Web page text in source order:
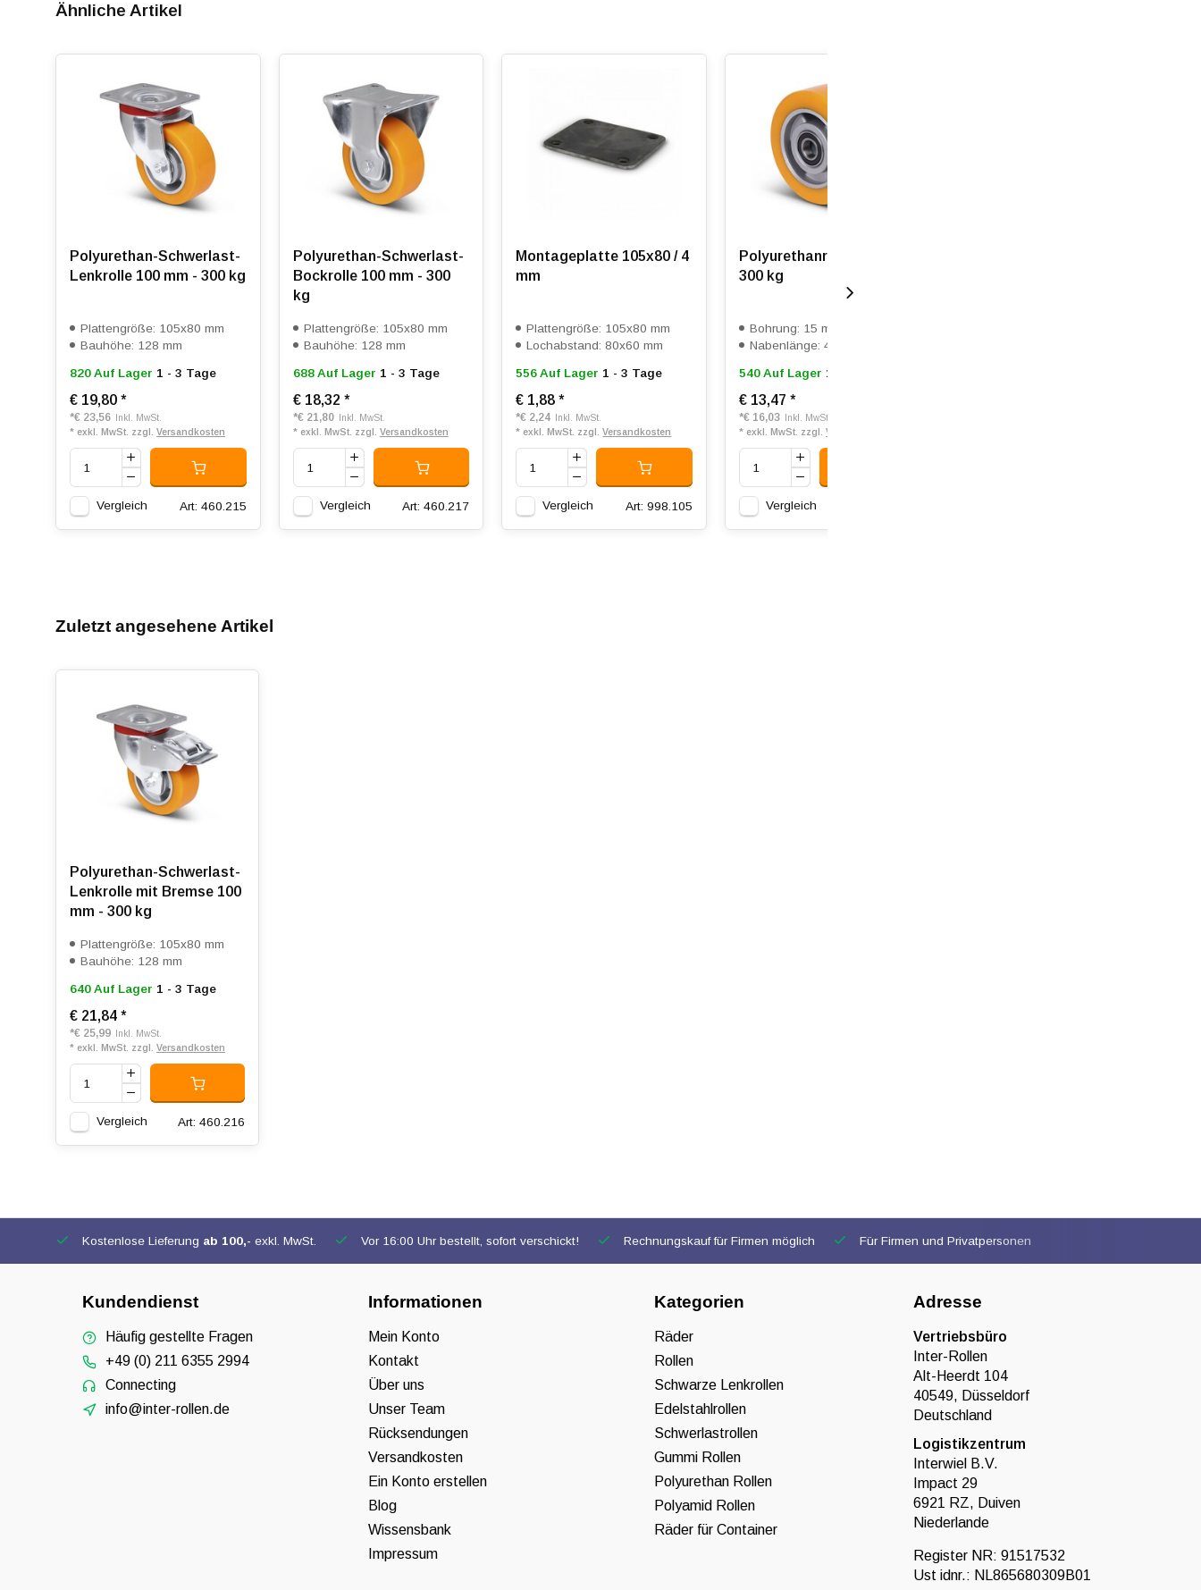
Widerstand und eine langfristige Kontinuität der Rollen gewährleistet. Auf beiden Seiten sind Präzisionskugellager (6202
Rollwiderstand zu optimieren. Der Schwenkwiderstand wird durch die voll gefüllte doppelte Kugellaufbahn in der
Schwenkgabel auf ein Minimum reduziert.
Rabatt ab 20 Stück,siehe Staffelpreise oder kontaktieren Sie uns für ein Angebot.
Ähnliche Artikel
Polyurethan-Schwerlast-
Lenkrolle 100 mm - 300 kg
Plattengröße: 105x80 mm
Bauhöhe: 128 mm
820 Auf Lager 1 - 3 Tage
€ 19,80 *
*€ 23,56
Inkl. MwSt.
* exkl. MwSt. zzgl. Versandkosten
Vergleich Art: 460.215
Polyurethan-Schwerlast-
Bockrolle 100 mm - 300
kg
Plattengröße: 105x80 mm
Bauhöhe: 128 mm
688 Auf Lager 1 - 3 Tage
€ 18,32 *
*€ 21,80
Inkl. MwSt.
* exkl. MwSt. zzgl. Versandkosten
Vergleich Art: 460.217
Montageplatte 105x80 / 4
mm
Plattengröße: 105x80 mm
Lochabstand: 80x60 mm
556 Auf Lager 1 - 3 Tage
€ 1,88*
*€ 2,24
Inkl. MwSt.
* exkl. MwSt. zzgl.Versandkosten
Vergleich Art: 998.105
Polyurethanrad 100 mm -
300 kg
Bohrung: 15 mm
Nabenlänge: 40 mm
540 Auf Lager 1 - 3 Tage
€ 13,47*
*€ 16,03
Inkl. MwSt.
* exkl. MwSt. zzgl.Versandkosten
Vergleich
Zuletzt angesehene Artikel
Polyurethan-Schwerlast-
Lenkrolle mit Bremse 100
mm - 300 kg
Plattengröße: 105x80 mm
Bauhöhe: 128 mm
640 Auf Lager 1 - 3 Tage
€ 21,84 *
*€ 25,99
Inkl. MwSt.
* exkl. MwSt. zzgl. Versandkosten
Vergleich Art: 460.216
Kostenlose Lieferung ab 100,- exkl. MwSt. Vor 16:00 Uhr bestellt, sofort verschickt! Rechnungskauf für Firmen möglich Für Firmen und Privatpersonen
Kundendienst
Häufig gestellte Fragen
+49 (0) 211 6355 2994
Connecting
info@inter-rollen.de
Informationen
Mein Konto
Kontakt
Über uns
Unser Team
Rücksendungen
Versandkosten
Ein Konto erstellen
Blog
Wissensbank
Impressum
Kategorien
Räder
Rollen
Schwarze Lenkrollen
Edelstahlrollen
Schwerlastrollen
Gummi Rollen
Polyurethan Rollen
Polyamid Rollen
Räder für Container
Adresse
Vertriebsbüro
Inter-Rollen
Alt-Heerdt 104
40549, Düsseldorf
Deutschland
Logistikzentrum
Interwiel B.V.
Impact 29
6921 RZ, Duiven
Niederlande
Register NR: 91517532
Ust idnr.: NL865680309B01